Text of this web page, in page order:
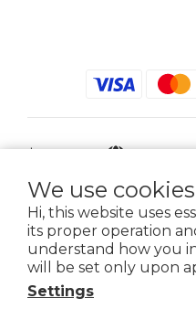
We use cookies
Hi, this website uses
its proper operation
understand how you
will be set only upon
Settings
$ TWD English
2021 © iGreenbag | DoaBag |
659-5號3樓 | 02-2903-8800 |